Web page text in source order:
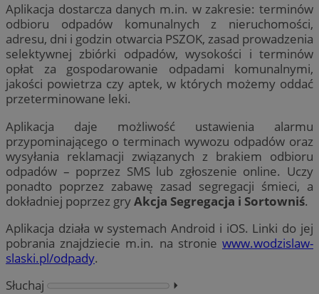
Aplikacja dostarcza danych m.in. w zakresie: terminów
odbioru odpadów komunalnych z nieruchomości,
adresu, dni i godzin otwarcia PSZOK, zasad prowadzenia
selektywnej zbiórki odpadów, wysokości i terminów
opłat za gospodarowanie odpadami komunalnymi,
jakości powietrza czy aptek, w których możemy oddać
przeterminowane leki.
Aplikacja daje możliwość ustawienia alarmu
przypominającego o terminach wywozu odpadów oraz
wysyłania reklamacji związanych z brakiem odbioru
odpadów – poprzez SMS lub zgłoszenie online. Uczy
ponadto poprzez zabawę zasad segregacji śmieci, a
dokładniej poprzez gryAkcja Segregacja i Sortowniś.
Aplikacja działa w systemach Android i iOS. Linki do jej
pobrania znajdziecie m.in. na stronie www.wodzislaw-
slaski.pl/odpady.
Słuchaj
⏵︎